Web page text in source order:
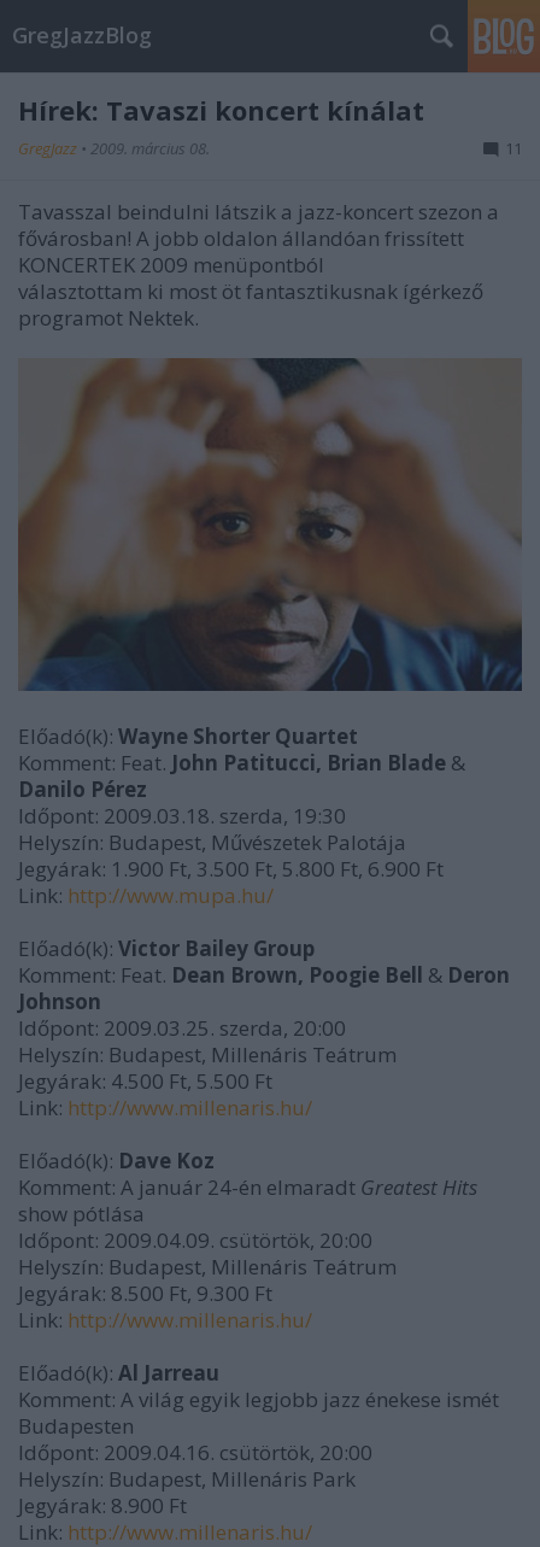
GregJazzBlog
Hírek: Tavaszi koncert kínálat
GregJazz • 2009. március 08. 11
Tavasszal beindulni látszik a jazz-koncert szezon a
fővárosban! A jobb oldalon állandóan frissített
KONCERTEK 2009 menüpontból
választottam ki most öt fantasztikusnak ígérkező
programot Nektek.
Előadó(k): Wayne Shorter Quartet
Komment: Feat. John Patitucci, Brian Blade &
Danilo Pérez
Időpont: 2009.03.18. szerda, 19:30
Helyszín: Budapest, Művészetek Palotája
Jegyárak: 1.900 Ft, 3.500 Ft, 5.800 Ft, 6.900 Ft
Link: http://www.mupa.hu/
Előadó(k): Victor Bailey Group
Komment: Feat. Dean Brown, Poogie Bell & Deron
Johnson
Időpont: 2009.03.25. szerda, 20:00
Helyszín: Budapest, Millenáris Teátrum
Jegyárak: 4.500 Ft, 5.500 Ft
Link: http://www.millenaris.hu/
Előadó(k): Dave Koz
Komment: A január 24-én elmaradt Greatest Hits
show pótlása
Időpont: 2009.04.09. csütörtök, 20:00
Helyszín: Budapest, Millenáris Teátrum
Jegyárak: 8.500 Ft, 9.300 Ft
Link: http://www.millenaris.hu/
Előadó(k): Al Jarreau
Komment: A világ egyik legjobb jazz énekese ismét
Budapesten
Időpont: 2009.04.16. csütörtök, 20:00
Helyszín: Budapest, Millenáris Park
Jegyárak: 8.900 Ft
Link: http://www.millenaris.hu/